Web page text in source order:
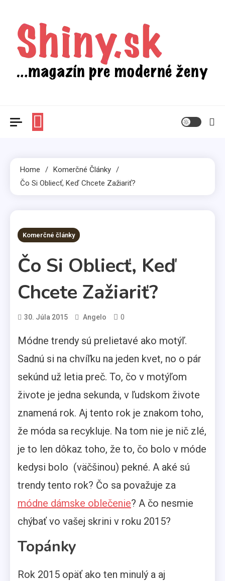
content
Home
Komerčné Články
Čo Si Obliecť, Keď Chcete Zažiariť?
2 MINS READ
Komerčné články
Čo Si Obliecť, Keď
Chcete Zažiariť?
30. Júla 2015 Angelo 0
Módne trendy sú prelietavé ako motýľ.
Sadnú si na chvíľku na jeden kvet, no o pár
sekúnd už letia preč. To, čo v motýľom
živote je jedna sekunda, v ľudskom živote
znamená rok. Aj tento rok je znakom toho,
že móda sa recykluje. Na tom nie je nič zlé,
je to len dôkaz toho, že to, čo bolo v móde
kedysi bolo (väčšinou) pekné. A aké sú
trendy tento rok? Čo sa považuje za
módne dámske oblečenie? A čo nesmie
chýbať vo vašej skrini v roku 2015?
Topánky
Rok 2015 opäť ako ten minulý a aj